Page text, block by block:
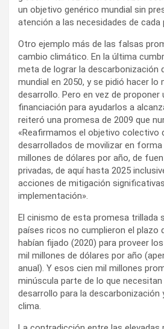
un objetivo genérico mundial sin
atención a las necesidades de cada
Otro ejemplo más de las falsas
cambio climático. En la última
meta de lograr la descarbonización
mundial en 2050, y se pidió hacer lo
desarrollo. Pero en vez de proponer
financiación para ayudarlos a
reiteró una promesa de 2009 que
«Reafirmamos el objetivo colectivo
desarrollados de movilizar en
millones de dólares por año, de
privadas, de aquí hasta 2025
acciones de mitigación
implementación».
El cinismo de esta promesa trillada
países ricos no cumplieron el plazo
habían fijado (2020) para proveer
mil millones de dólares por año
anual). Y esos cien mil millones
minúscula parte de lo que
desarrollo para la descarbonización
clima.